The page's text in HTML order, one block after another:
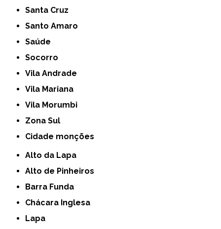
Santa Cruz
Santo Amaro
Saúde
Socorro
Vila Andrade
Vila Mariana
Vila Morumbi
Zona Sul
cidade monções
Alto da Lapa
Alto de Pinheiros
Barra Funda
Chácara Inglesa
Lapa